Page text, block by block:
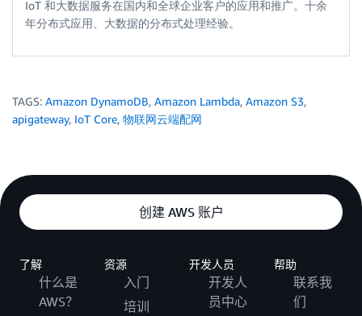
IoT 和大数据服务在国内和全球企业客户的应用和推广。十余
年分布式应用、大数据的分布式处理经验。
TAGS: Amazon DynamoDB, Amazon Lambda, Amazon S3,
apigateway, IoT Core, 物联网云端配网
创建 AWS 账户
了解
什么是
AWS？
资源
入门
培训
开发人员
开发人
员中心
帮助
联系我
们